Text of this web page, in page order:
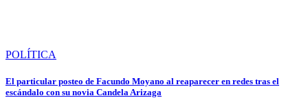
POLÍTICA
El particular posteo de Facundo Moyano al reaparecer en redes tras el
escándalo con su novia Candela Arizaga